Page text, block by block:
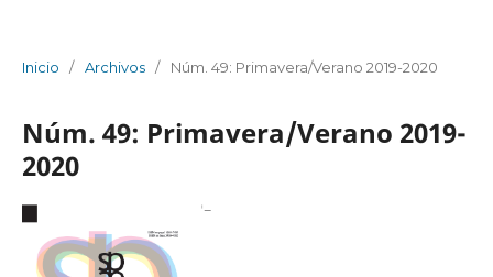
Inicio / Archivos / Núm. 49: Primavera/Verano 2019-2020
Núm. 49: Primavera/Verano 2019-
2020